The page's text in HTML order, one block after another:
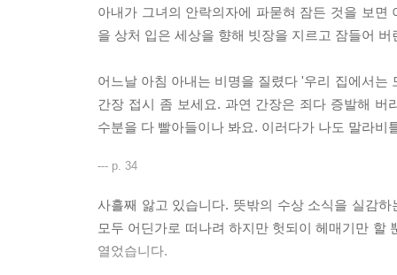
아내가 그녀의 안락의자에 파묻혀 잠든 것을 보
을 상처 입은 세상을 향해 빗장을 지르고 잠들어
어느날 아침 아내는 비명을 질렸다 '우리 집에서
간장 접시 좀 보세요. 과연 간장은 죄다 증발해
수분을 다 빨아들이나 봐요. 이러다가 나도 말라
--- p. 34
사흘째 앓고 있습니다. 뜻밖의 수상 소식을 실감
모두 어딘가로 떠나려 하지만 헛되이 헤매기만 할
열었습니다.